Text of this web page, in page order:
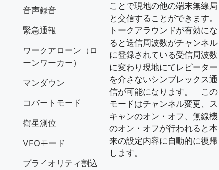
音声録音
緊急通報
ワークアローン（ロ
ーンワーカー）
マンダウン
コバートモード
衛星測位
VFOモード
プライオリティ割込
ことで現地の他の端末無線局
と交信することができます。
トークアラウンドが有効にな
ると送信周波数がチャンネル
に登録されている受信周波数
に変わり現地にてレピーター
を介さないシンプレックス通
信が可能になります。 この
モードはチャンネル変更、ス
キャンのオン・オフ、無線機
のオン・オフが行われると本
来の設定内容に自動的に復帰
します。